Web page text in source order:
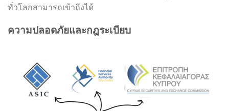
ทั่วโลกสามารถเข้าถึงได้
ความปลอดภัยและกฎระเบียบ